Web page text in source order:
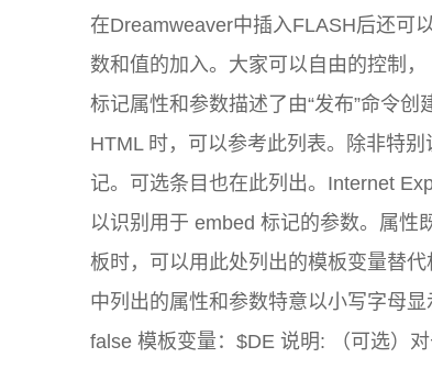
在Dreamweaver中插入FLASH后还可
数和值的加入。大家可以自由的控制
标记属性和参数描述了由“发布”命令
HTML 时，可以参考此列表。除非特
记。可选条目也在此列出。Internet
以识别用于 embed 标记的参数。属性
板时，可以用此处列出的模板变量替
中列出的属性和参数特意以小写字母
false 模板变量：$DE 说明: （可选）